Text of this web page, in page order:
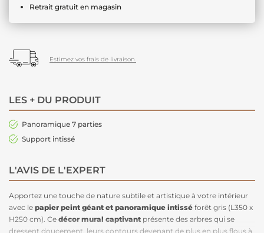
Retrait gratuit en magasin
Estimez vos frais de livraison.
LES + DU PRODUIT
Panoramique 7 parties
Support intissé
L'AVIS DE L'EXPERT
Apportez une touche de nature subtile et artistique à votre intérieur
avec le papier peint géant et panoramique intissé forêt gris (L350 x
H250 cm). Ce décor mural captivant présente des arbres qui se
dressent doucement, leurs contours devenant de plus en plus flous à